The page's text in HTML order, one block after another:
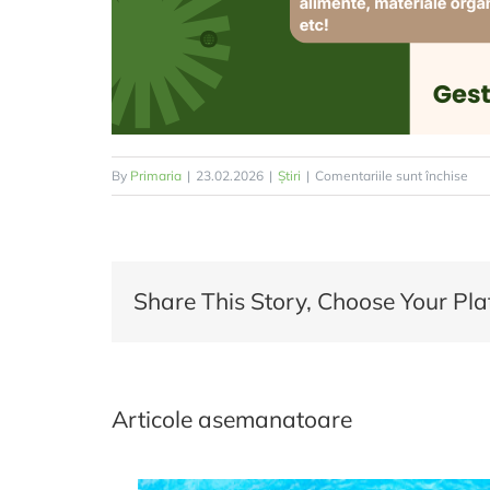
By Primaria | 23.02.2026 | Știri | Comentariile sunt închise
Share This Story, Choose Your
Articole asemanatoare